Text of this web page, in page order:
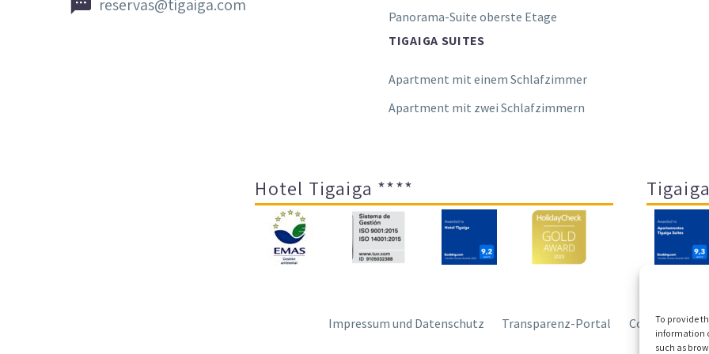
To provide
information
such as
reservas@tigaiga.com
Panorama-Suite oberste Etage
TIGAIGA SUITES
Apartment mit einem Schlafzimmer
Apartment mit zwei Schlafzimmern
Hotel Tigaiga ****
Impressum und Datenschutz Transparenz-Portal Cookies